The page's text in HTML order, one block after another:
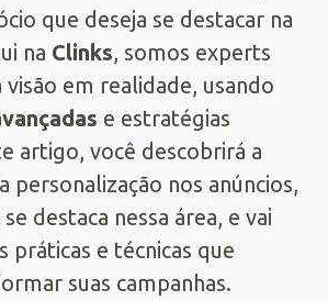
que deseja se destacar na
na Clinks, somos experts
em realidade, usando
e estratégias
artigo, você descobrirá a
personalização nos anúncios,
destaca nessa área, e vai
práticas e técnicas que
suas campanhas.